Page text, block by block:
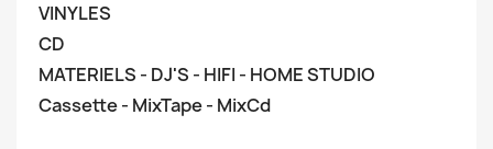
VINYLES
CD
MATERIELS - DJ'S - HIFI - HOME STUDIO
Cassette - MixTape - MixCd